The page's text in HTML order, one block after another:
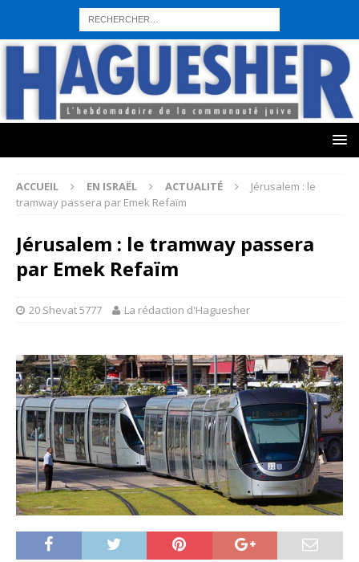
sohbet hattı numarası seks hattı numara istanbul escort bayanlar
sohbet hattı numaralar seks hattı numaralar"
numaraları sohbet hattı sex hattı telefonda seks numara sıcak sex
sohbet hattı canlı sohbet hatları sohbet numaraları
ucuz
sex sohbet hattı numaraları
yeni casino siteleri
ACCUEIL EN ISRAËL ACTUALITÉ
Jérusalem : le
tramway passera par Emek Refaïm
Jérusalem : le tramway passera
par Emek Refaïm
20 Shevat 5777 La rédaction d'Haguesher